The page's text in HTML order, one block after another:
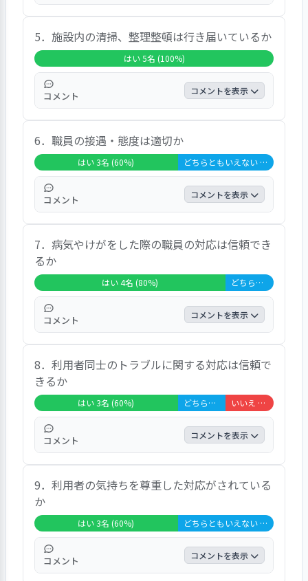
全員が「はい」と回答しており、大変高い満
足度であった。自由意見では、「結構話しま
す」、「大丈夫です」、「安心できる」とい
う声が聞かれた。
5．施設内の清掃、整理整頓は行き届いているか
はい 5名 (100%)
コメント コメントを表示
全員が「はい」と回答しており、大変高い満
足度であった。自由意見では、「きれいにし
てくれます」という声が聞かれた。
6．職員の接遇・態度は適切か
はい 3名 (60%) どちらともいえない 2名 (40%)
コメント コメントを表示
「はい」が６０．０％、「どちらともいえな
い」が４０．０％であった。自由意見では、
「皆さん面白いです」、「大丈夫です」とい
う声が聞かれた。
7．病気やけがをした際の職員の対応は信頼でき
るか
はい 4名 (80%) どちらともいえない 1名 (20%)
コメント コメントを表示
「はい」が８０．０％、「どちらともいえな
い」が２０．０％であり、大変高い満足度で
あった。自由意見では、「心配ありませ
ん」、「大丈夫だと思います」、「信頼して
います」という声が聞かれた。
8．利用者同士のトラブルに関する対応は信頼で
きるか
はい 3名 (60%) どちらともいえない 1名 (20%) いいえ 1名 (20%)
コメント コメントを表示
「はい」が６０．０％、「どちらともいえな
い」が２０．０％、「いいえ」が２０．０％
であった。自由意見では、「大丈夫です」と
いう声が聞かれた。
9．利用者の気持ちを尊重した対応がされている
か
はい 3名 (60%) どちらともいえない 2名 (40%)
コメント コメントを表示